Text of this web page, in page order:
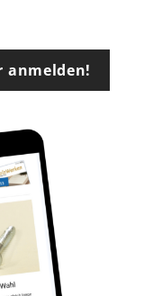
anmelden!